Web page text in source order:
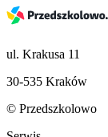
ul. Krakusa 11
30-535 Kraków
© Przedszkolowo